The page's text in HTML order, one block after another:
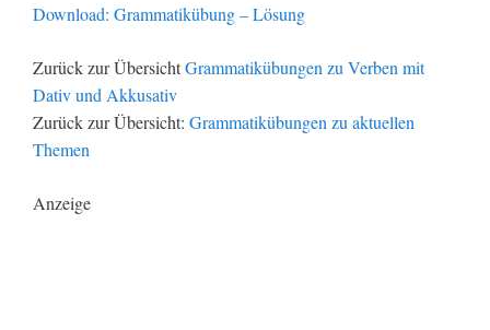
Download: Grammatikübung – Lösung
Zurück zur ÜbersichtGrammatikübungen zu Verben mit
Dativ und Akkusativ
Zurück zur Übersicht: Grammatikübungen zu aktuellen
Themen
Anzeige